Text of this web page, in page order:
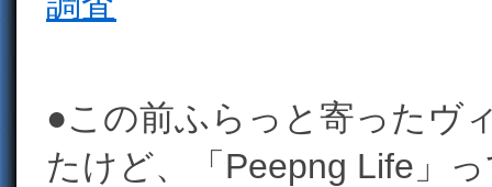
●この前ふらっと寄ったヴ
たけど、「Peepng Life」